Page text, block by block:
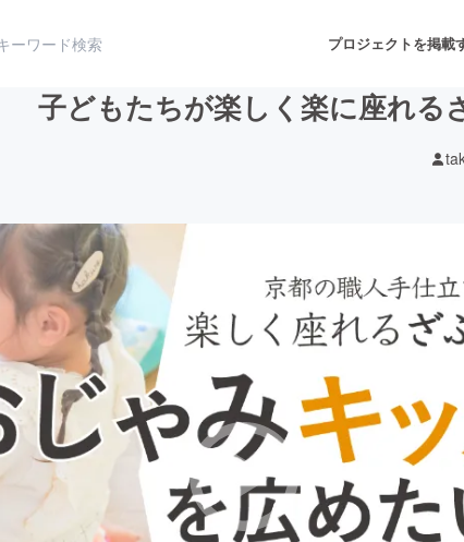
プロジェクトを掲載
アート・写真
テクノロジー・ガジェット ゲーム・サービス開発
映像・映画 書籍・雑誌出版
ビジネス・起業 チャレンジ
まちづくり・地域活性化
子どもたちが楽しく楽に座れる